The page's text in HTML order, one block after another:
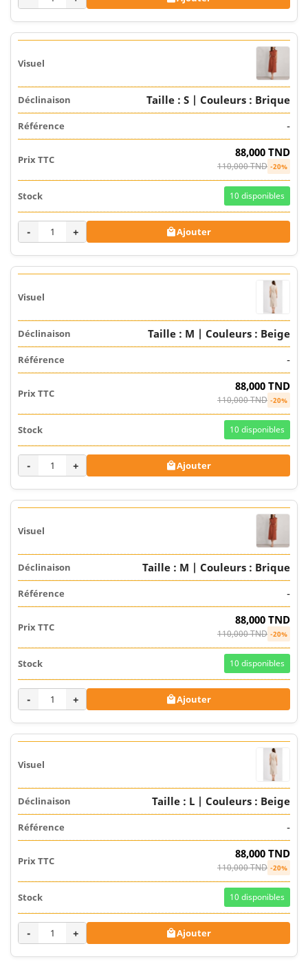
Taille : S | Couleurs : Brique
-
88,000 TND
110,000 TND -20%
10 disponibles
- + Ajouter
Taille : M | Couleurs : Beige
-
88,000 TND
110,000 TND -20%
10 disponibles
- + Ajouter
Taille : M | Couleurs : Brique
-
88,000 TND
110,000 TND -20%
10 disponibles
- + Ajouter
Taille : L | Couleurs : Beige
-
88,000 TND
110,000 TND -20%
10 disponibles
- + Ajouter